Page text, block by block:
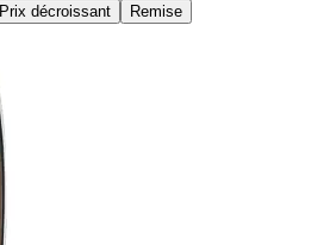
Prix décroissant Remise